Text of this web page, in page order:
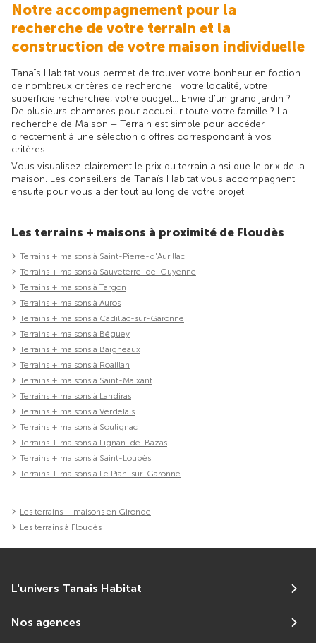
Notre accompagnement pour la
recherche de votre terrain et la
construction de votre maison individuelle
Tanaïs Habitat vous permet de trouver votre bonheur en foction
de nombreux critères de recherche : votre localité, votre
superficie recherchée, votre budget... Envie d'un grand jardin ?
De plusieurs chambres pour accueillir toute votre famille ? La
recherche de Maison + Terrain est simple pour accéder
directement à une sélection d'offres correspondant à vos
critères.
Vous visualisez clairement le prix du terrain ainsi que le prix de la
maison. Les conseillers de Tanaïs Habitat vous accompagnent
ensuite pour vous aider tout au long de votre projet.
Les terrains + maisons à proximité de Floudès
Terrains + maisons à Saint-Pierre-d'Aurillac
Terrains + maisons à Sauveterre-de-Guyenne
Terrains + maisons à Targon
Terrains + maisons à Auros
Terrains + maisons à Cadillac-sur-Garonne
Terrains + maisons à Béguey
Terrains + maisons à Baigneaux
Terrains + maisons à Roaillan
Terrains + maisons à Saint-Maixant
Terrains + maisons à Landiras
Terrains + maisons à Verdelais
Terrains + maisons à Soulignac
Terrains + maisons à Lignan-de-Bazas
Terrains + maisons à Saint-Loubès
Terrains + maisons à Le Pian-sur-Garonne
Les terrains + maisons en Gironde
Les terrains à Floudès
L'univers Tanais Habitat
Nos agences